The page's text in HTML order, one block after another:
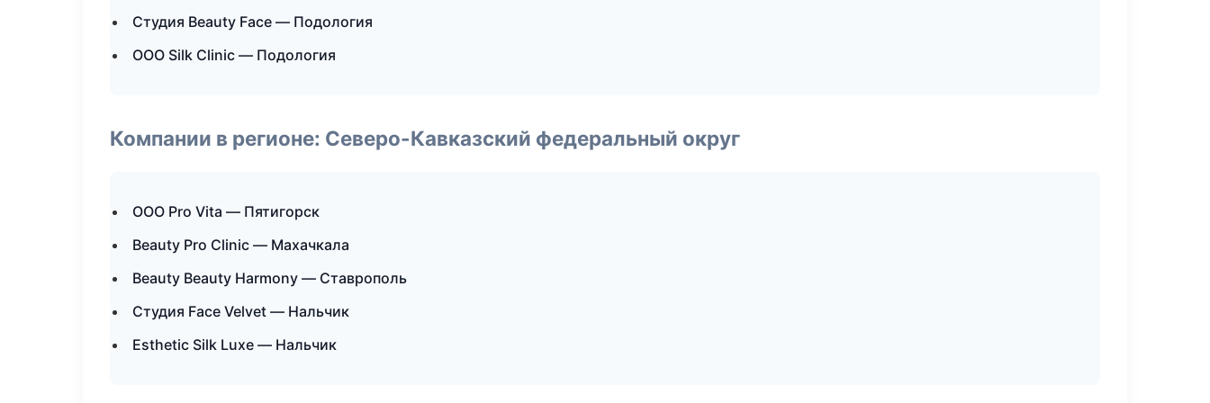
Студия Beauty Face — Подология
ООО Silk Clinic — Подология
Компании в регионе: Северо-Кавказский федеральный округ
ООО Pro Vita — Пятигорск
Beauty Pro Clinic — Махачкала
Beauty Beauty Harmony — Ставрополь
Студия Face Velvet — Нальчик
Esthetic Silk Luxe — Нальчик